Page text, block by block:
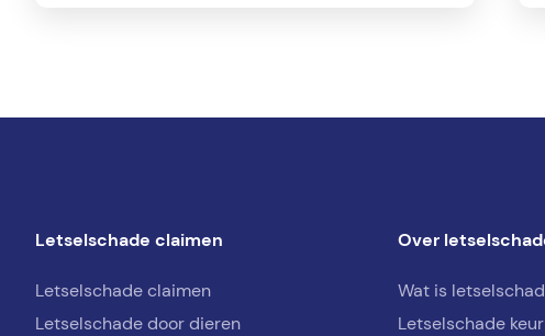
Letselschade claimen
Letselschade claimen
Letselschade door dieren
Over
Wat is
Letselschade